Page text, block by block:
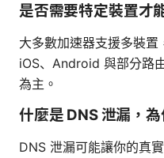
是否需要特定裝置才
大多數加速器支援多裝置
iOS、Android 與部分路
為主。
什麼是 DNS 泄漏，
DNS 泄漏可能讓你的真